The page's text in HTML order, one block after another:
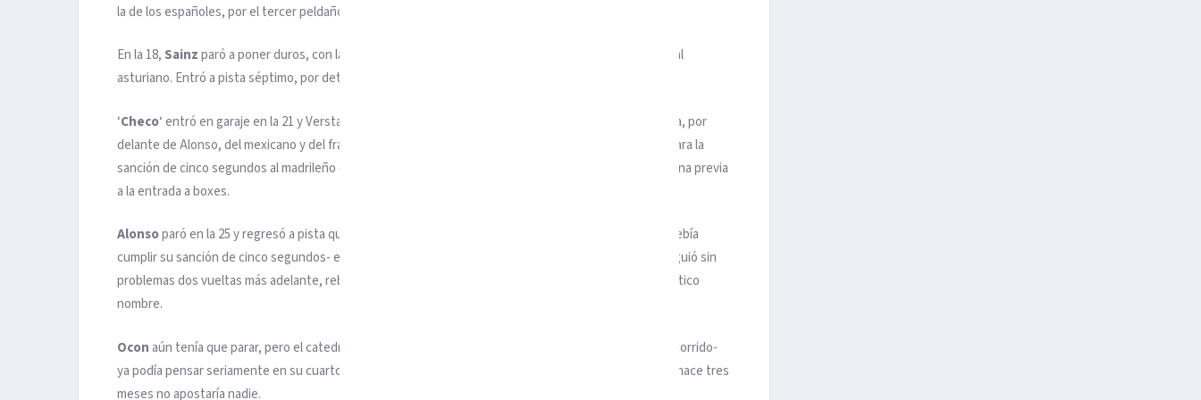
la de los españoles, por el tercer peldaño del podio.
En la 18, Sainzparó a poner duros, con la intención de hacerle un ‘undercut’ al doble campeón mundial
asturiano. Entró a pista séptimo, por detrás de
‘Checo‘ entró en garaje en la 21 y Verstappen -que aún no lo había hecho- tomó el mando de la carrera, por
delante de Alonso, del mexicano y del francés
. Poco antes de que se anunciara la
sanción de cinco segundos al madrileño de
, por haber excedido la velocidad permitida en la zona previa
a la entrada a boxes.
Alonsoparó en la 25 y regresó a pista quinto, por detrás de Carlos, aunque virtualmente -Sainz aún debía
cumplir su sanción de cinco segundos- era cuarto. Una plaza que, con el neumático más fresco, consiguió sin
problemas dos vueltas más adelante, rebasando al hijo del doble campeón del mundo de rallys de idéntico
nombre.
Ocon aún tenía que parar, pero el catedrático de Oviedo lo rebasó en la 29 y -superada la mitad del recorrido-
ya podía pensar seriamente en su cuarto podio en las cinco primeras carreras del año. Algo por lo que hace tres
meses no apostaría nadie.